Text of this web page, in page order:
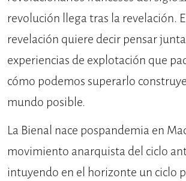
revolución llega tras la revelación.
revelación quiere decir pensar
experiencias de explotación que
cómo podemos superarlo
mundo posible.
La Bienal nace pospandemia en
movimiento anarquista del ciclo
intuyendo en el horizonte un ciclo